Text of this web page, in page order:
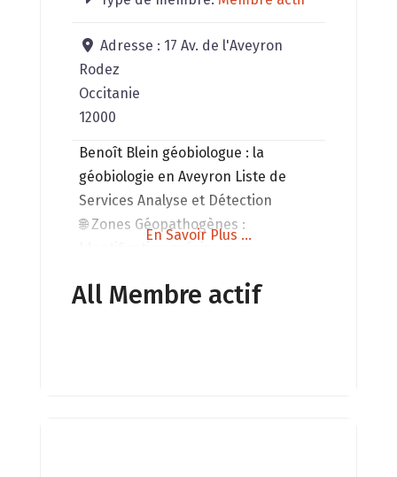
Adresse : 17 Av. de l'Aveyron
Rodez
Occitanie
12000
Benoît Blein géobiologue ​: la
géobiologie en Aveyron Liste de
Services Analyse et Détection
🌐 Zones Géopathogènes :
Électromagnétiques HF : Sécurisez
En Savoir Plus ...
All Membre actif